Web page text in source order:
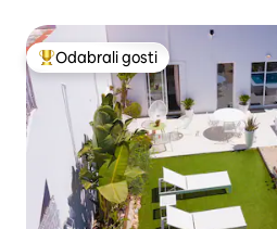
Među najviše rangiranima s
Odabrali gosti